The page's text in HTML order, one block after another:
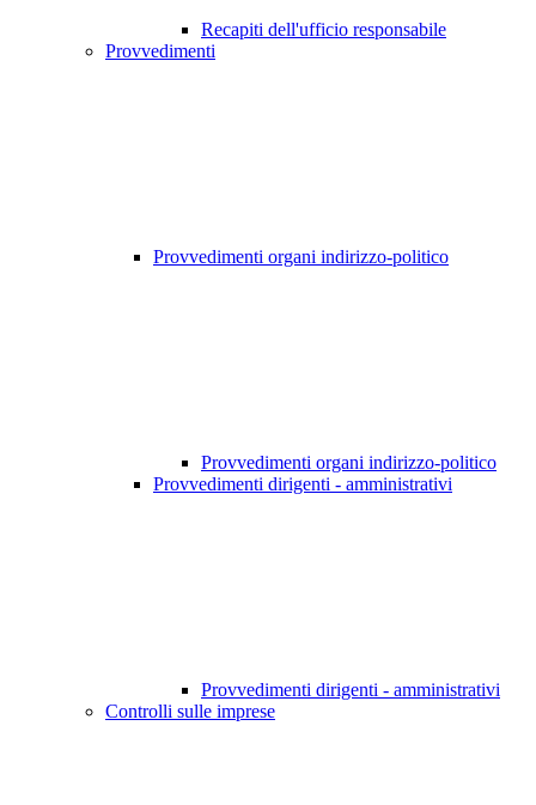
Recapiti dell'ufficio responsabile
Provvedimenti
Provvedimenti organi indirizzo-politico
Provvedimenti organi indirizzo-politico
Provvedimenti dirigenti - amministrativi
Provvedimenti dirigenti - amministrativi
Controlli sulle imprese